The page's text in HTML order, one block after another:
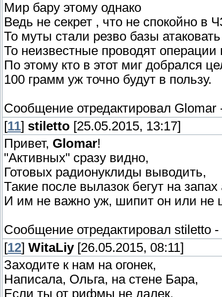
Мир бару этому однако
Ведь не секрет , что не спокойно в
То муты стали резво базы атаковать
То неизвестные проводят операции
По этому кто в этот миг добрался
100 грамм уж точно будут в пользу.
Сообщение отредактировал Glomar
[11] stiletto [25.05.2015, 13:17]
Привет, Glomar!
"Активных" сразу видно,
Готовых радионуклиды выводить,
Такие после вылазок бегут на запах
И им не важно уж, шипит он или не
Сообщение отредактировал stiletto -
[12] WitaLiy[26.05.2015, 08:11]
Заходите к нам на огонек,
Написала, Ольга, на стене Бара,
Если ты от рифмы не далек,